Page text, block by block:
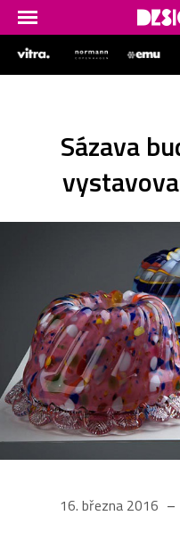
Sázava
16. března 2016